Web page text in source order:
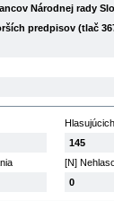
Národnej rady
predpisov (tlač
Hlasujúcich
145
[N]
0